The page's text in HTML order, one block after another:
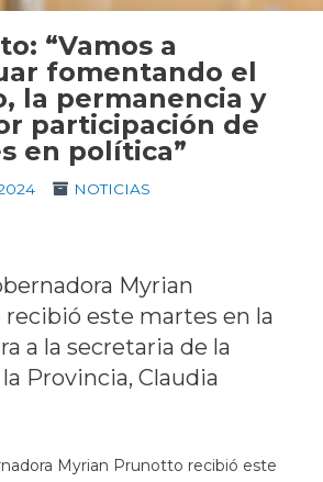
“Vamos a
fomentando el
la permanencia y
participación de
en política”
NOTICIAS
Myrian
este martes en la
a la secretaria de la
Provincia, Claudia
Myrian Prunotto recibió este